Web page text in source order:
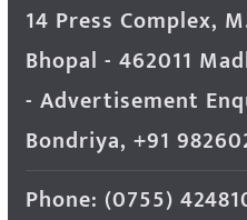
14 Press Complex,
Bhopal - 462011
- Advertisement
Bondriya, +91
Phone: (0755)